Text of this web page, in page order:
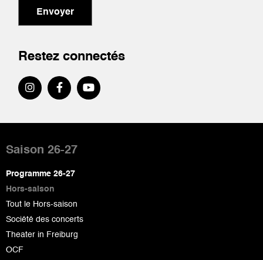
Envoyer
Restez connectés
de
page
Saison 26-27
Programme 26-27
Hors-saison
Tout le Hors-saison
Société des concerts
Theater in Freiburg
OCF